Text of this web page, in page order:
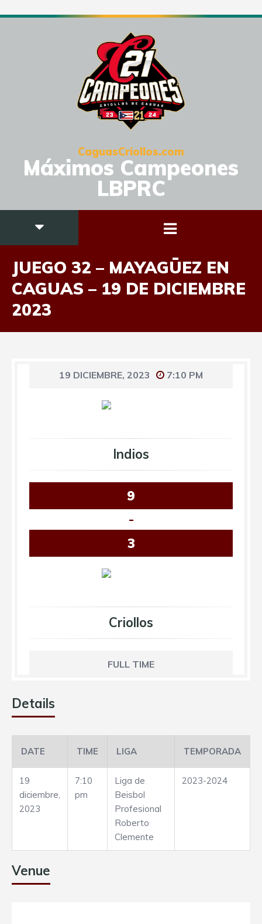
CaguasCriollos.com
Máximos Campeones
LBPRC
JUEGO 32 – MAYAGÜEZ EN
CAGUAS – 19 DE DICIEMBRE
2023
19 DICIEMBRE, 2023 7:10 PM
Indios
9
-
3
Criollos
FULL TIME
Details
DATE TIME LIGA TEMPORADA
19
diciembre,
2023
7:10
pm
Liga de
Beisbol
Profesional
Roberto
Clemente
2023-2024
Venue